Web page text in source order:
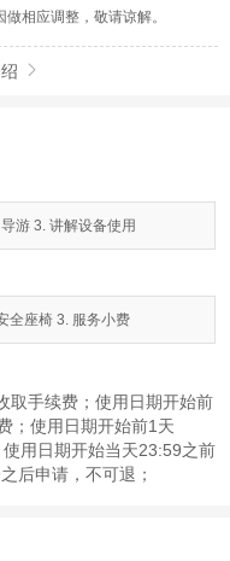
相应调整，敬请谅解。

游 3. 讲解设备使用
全座椅 3. 服务小费
取手续费；使用日期开始前
；使用日期开始前1天
用日期开始当天23:59之前
后申请，不可退；